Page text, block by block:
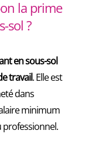
la prime
sol ?
en sous-sol
travail. Elle est
dans
minimum